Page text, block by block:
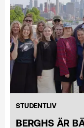
STUDENTLIV
BERGHS ÄR